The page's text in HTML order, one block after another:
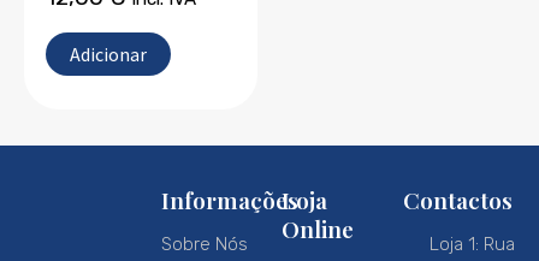
Adicionar
Informações
Sobre Nós
Loja
Online
Contactos
Loja 1: Rua